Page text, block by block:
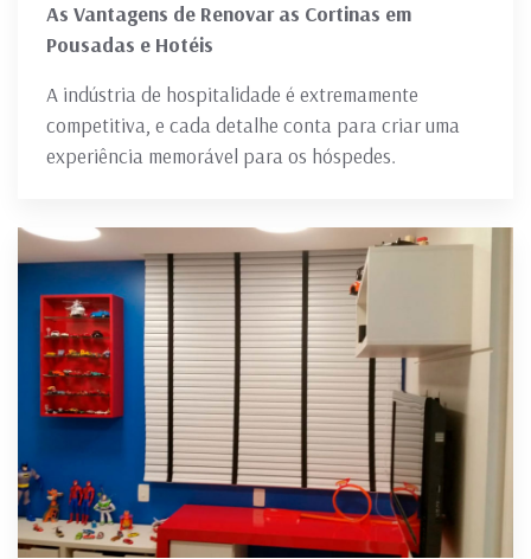
As Vantagens de Renovar as Cortinas em
Pousadas e Hotéis
A indústria de hospitalidade é extremamente
competitiva, e cada detalhe conta para criar uma
experiência memorável para os hóspedes.